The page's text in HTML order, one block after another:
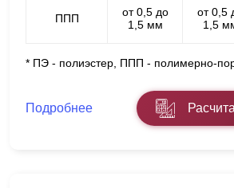
ППП
от 0,5 до
1,5 мм
от 0,5
1,5
* ПЭ - полиэстер, ППП - полимерно-
Подробнее